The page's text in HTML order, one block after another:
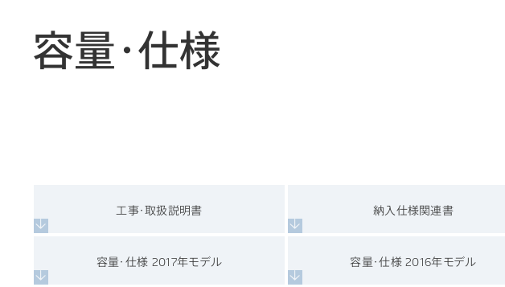
容量・仕様
工事・取扱説明書 納入仕様関連書
容量・仕様 2017年モデル 容量・仕様 2016年モデル